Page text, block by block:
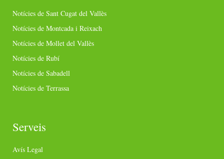
Notícies de Sant Cugat del Vallès
Notícies de Montcada i Reixach
Notícies de Mollet del Vallès
Notícies de Rubí
Notícies de Sabadell
Notícies de Terrassa
Serveis
Avís Legal